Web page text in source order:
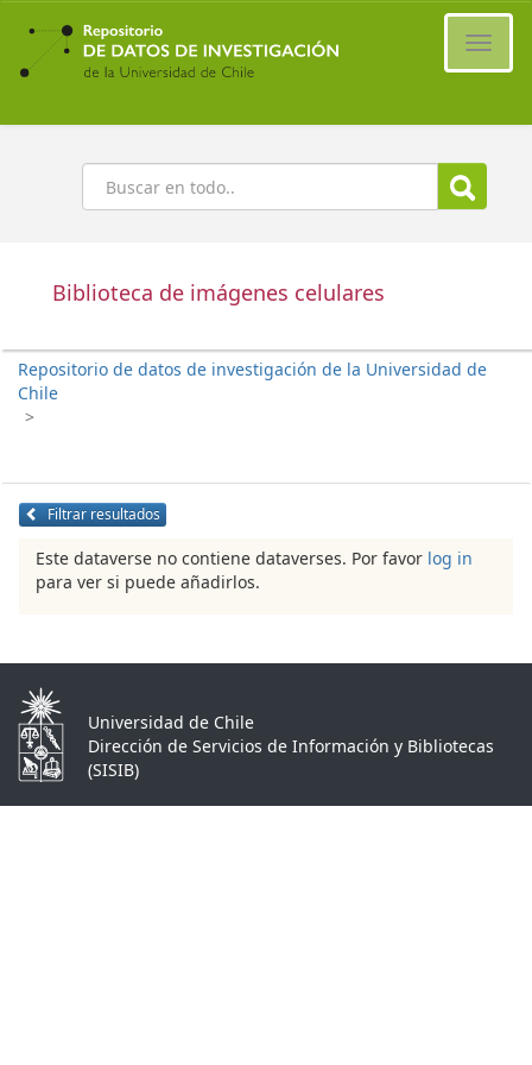
Ir
contenido
principal
Buscar
Biblioteca de imágenes celulares
Repositorio de datos de investigación de la Universidad de
Chile
>
Filtrar resultados
Este dataverse no contiene dataverses. Por favor log in
para ver si puede añadirlos.
Universidad de Chile
Dirección de Servicios de Información y Bibliotecas
(SISIB)